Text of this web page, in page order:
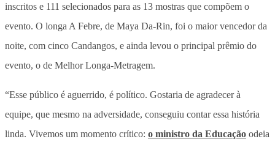
inscritos e 111 selecionados para as 13 mostras que compõem o
evento. O longa A Febre, de Maya Da-Rin, foi o maior vencedor da
noite, com cinco Candangos, e ainda levou o principal prêmio do
evento, o de Melhor Longa-Metragem.
“Esse público é aguerrido, é político. Gostaria de agradecer à
equipe, que mesmo na adversidade, conseguiu contar essa história
linda. Vivemos um momento crítico: o ministro da Educação odeia